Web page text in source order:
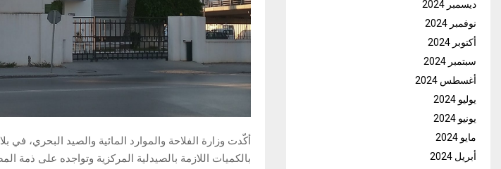
أكّدت وزارة الفلاحة والموارد المائية والصيد البحري، في
بالكميات اللازمة بالصيدلية المركزية وتواجده على ذمة
ديسمبر 2024
نوفمبر 2024
أكتوبر 2024
سبتمبر 2024
أغسطس 2024
يوليو 2024
يونيو 2024
مايو 2024
أبريل 2024